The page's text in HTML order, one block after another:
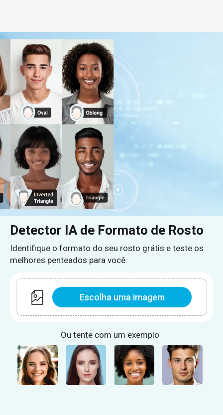
Detector IA de Formato de Rosto
Identifique o formato do seu rosto grátis e teste os
melhores penteados para você.
Escolha uma imagem
Ou tente com um exemplo